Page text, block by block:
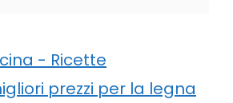
- Ricette
prezzi per la legna